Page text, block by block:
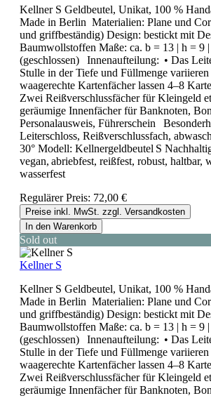
Kellner S Geldbeutel, Unikat, 100 %
Made in Berlin Materialien: Plane und
und griffbeständig) Design: bestickt mit
Baumwollstoffen Maße: ca. b = 13 | h = 9
(geschlossen) Innenaufteilung: • Das
Stulle in der Tiefe und Füllmenge
waagerechte Kartenfächer lassen 4–8
Zwei Reißverschlussfächer für Kleingeld
geräumige Innenfächer für Banknoten,
Personalausweis, Führerschein
Leiterschloss, Reißverschlussfach,
30° Modell: Kellnergeldbeutel S
vegan, abriebfest, reißfest, robust, haltbar,
wasserfest
Regulärer Preis: 72,00 €
Preise inkl. MwSt. zzgl. Versandkosten
In den Warenkorb
Sold out
Kellner S
Kellner S Geldbeutel, Unikat, 100 %
Made in Berlin Materialien: Plane und
und griffbeständig) Design: bestickt mit
Baumwollstoffen Maße: ca. b = 13 | h = 9
(geschlossen) Innenaufteilung: • Das
Stulle in der Tiefe und Füllmenge
waagerechte Kartenfächer lassen 4–8
Zwei Reißverschlussfächer für Kleingeld
geräumige Innenfächer für Banknoten,